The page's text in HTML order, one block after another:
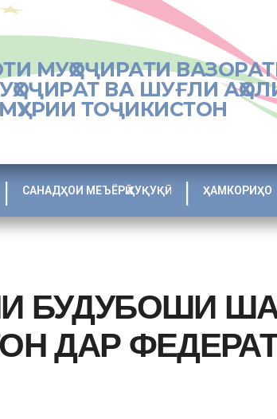
МУҲОҶИРАТИ
ВА ШУҒЛИ
ТОҶИКИСТОН
САНАДҲОИ МЕЪЁРӢ ҲУҚУҚӢ ҲАМКОРИҲО
БУДУБОШИ
ДАР